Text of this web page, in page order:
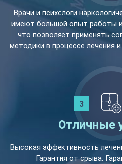
Врачи и психологи
имеют большой опыт работы
что позволяет применять
методики в процессе лечения
Отличные
Высокая эффективность
Гарантия от срыва.